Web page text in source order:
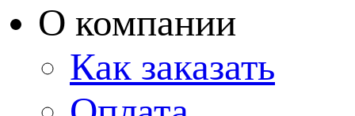
О компании
Как заказать